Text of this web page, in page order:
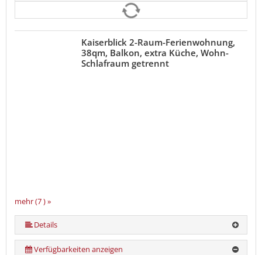
mehr (7 ) »
mehr (7 ) »
mehr (7 ) »
mehr (7 ) »
Kaiserblick 2-Raum-Ferienwohnung,
38qm, Balkon, extra Küche, Wohn-
Schlafraum getrennt
Details
Verfügbarkeiten anzeigen